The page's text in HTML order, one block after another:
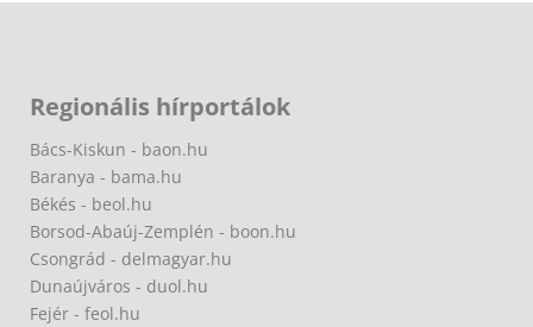
Regionális hírportálok
Bács-Kiskun - baon.hu
Baranya - bama.hu
Békés - beol.hu
Borsod-Abaúj-Zemplén - boon.hu
Csongrád - delmagyar.hu
Dunaújváros - duol.hu
Fejér - feol.hu